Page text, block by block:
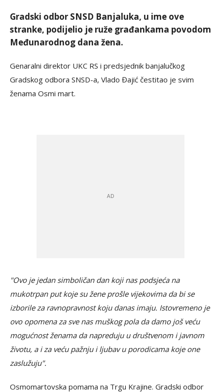
Gradski odbor SNSD Banjaluka, u ime ove
stranke, podijelio je ruže građankama povodom
Međunarodnog dana žena.
Genaralni direktor UKC RS i predsjednik banjalučkog
Gradskog odbora SNSD-a, Vlado Đajić čestitao je svim
ženama Osmi mart.
"Ovo je jedan simboličan dan koji nas podsjeća na
mukotrpan put koje su žene prošle vijekovima da bi se
izborile za ravnopravnost koju danas imaju. Istovremeno je
ovo opomena za sve nas muškog pola da damo još veću
mogućnost ženama da napreduju u društvenom i javnom
životu, a i za veću pažnju i ljubav u porodicama koje one
zaslužuju".
Osmomartovska pomama na Trgu Krajine. Gradski odbor